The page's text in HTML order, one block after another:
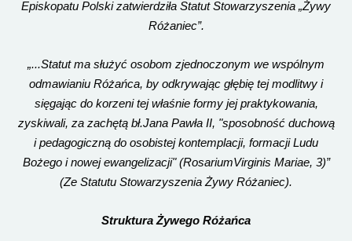
Episkopatu Polski zatwierdziła Statut Stowarzyszenia „Żywy
Różaniec”.
„...Statut ma służyć osobom zjednoczonym we wspólnym
odmawianiu Różańca, by odkrywając głębię tej modlitwy i
sięgając do korzeni tej właśnie formy jej praktykowania,
zyskiwali, za zachętą bł.Jana Pawła II, "sposobność duchową
i pedagogiczną do osobistej kontemplacji, formacji Ludu
Bożego i nowej ewangelizacji" (RosariumVirginis Mariae, 3)”
(Ze Statutu Stowarzyszenia Żywy Różaniec).
Struktura Żywego Różańca